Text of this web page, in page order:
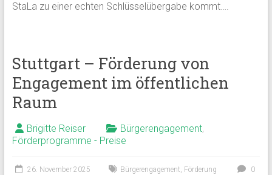
StaLa zu einer echten Schlüsselübergabe kommt….
Stuttgart – Förderung von
Engagement im öffentlichen
Raum
Brigitte Reiser Bürgerengagement,
Förderprogramme - Preise
26. November 2025 Bürgerengagement, Förderung
0